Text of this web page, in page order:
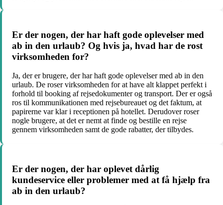
Er der nogen, der har haft gode oplevelser med
ab in den urlaub? Og hvis ja, hvad har de rost
virksomheden for?
Ja, der er brugere, der har haft gode oplevelser med ab in den
urlaub. De roser virksomheden for at have alt klappet perfekt i
forhold til booking af rejsedokumenter og transport. Der er også
ros til kommunikationen med rejsebureauet og det faktum, at
papirerne var klar i receptionen på hotellet. Derudover roser
nogle brugere, at det er nemt at finde og bestille en rejse
gennem virksomheden samt de gode rabatter, der tilbydes.
Er der nogen, der har oplevet dårlig
kundeservice eller problemer med at få hjælp fra
ab in den urlaub?